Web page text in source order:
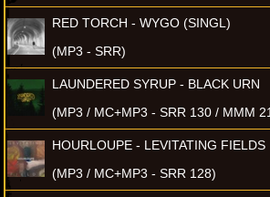
RED TORCH - WYGO (SINGL)
(MP3 - SRR)
LAUNDERED SYRUP - BLACK URN
(MP3 / MC+MP3 - SRR 130 / MMM
HOURLOUPE - LEVITATING FIELDS
(MP3 / MC+MP3 - SRR 128)